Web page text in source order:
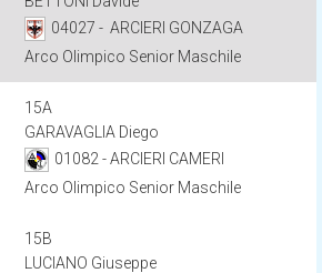
04027 - ARCIERI GONZAGA
Arco Olimpico Senior Maschile
15A
GARAVAGLIA Diego
01082 - ARCIERI CAMERI
Arco Olimpico Senior Maschile
15B
LUCIANO Giuseppe